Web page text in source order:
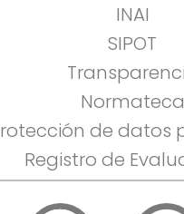
INAI
SIPOT
Normateca
de datos
Registro de